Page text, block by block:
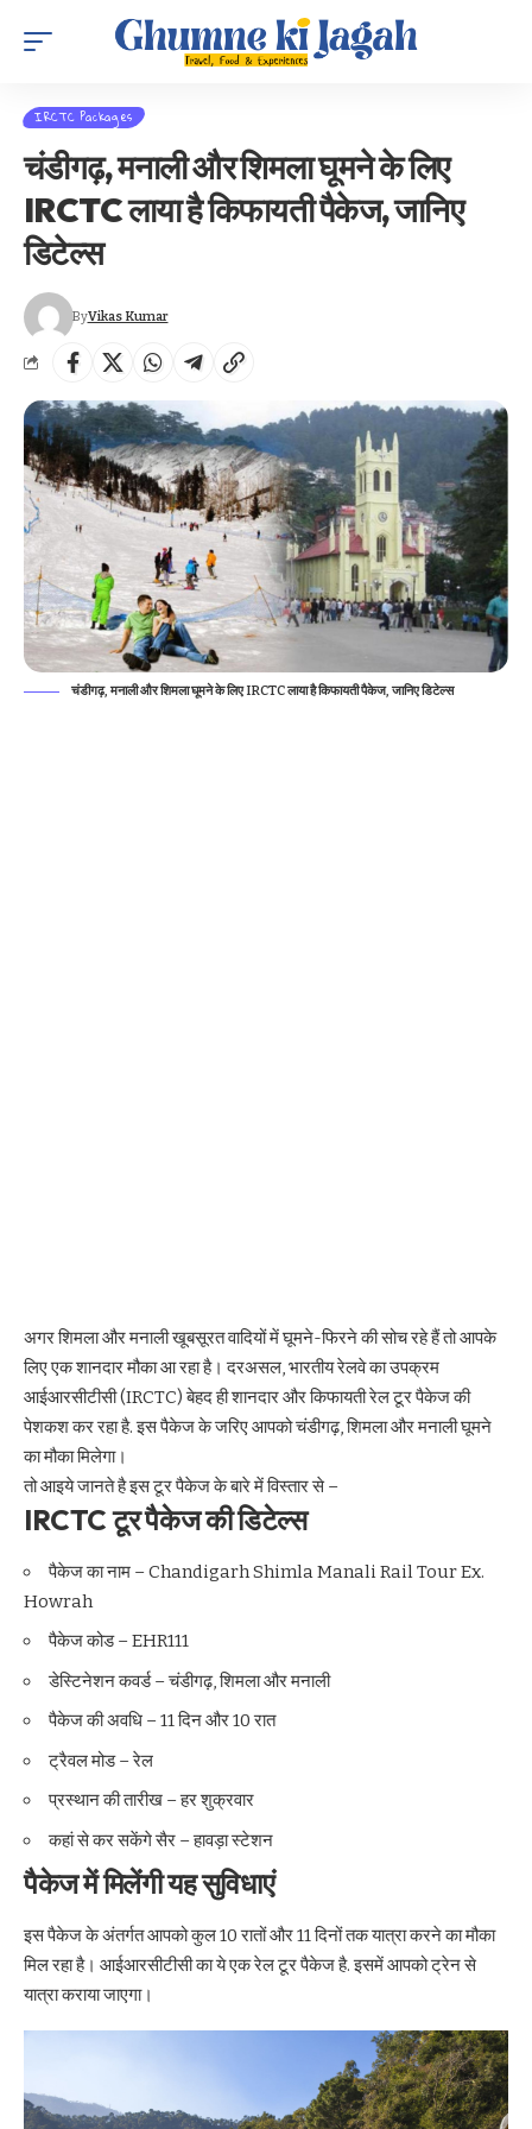
IRCTC Packages
चंडीगढ़, मनाली और शिमला घूमने के लिए
IRCTC लाया है किफायती पैकेज, जानिए
डिटेल्स
ByVikas Kumar
चंडीगढ़, मनाली और शिमला घूमने के लिए IRCTC लाया है किफायती पैकेज, जानिए डिटेल्स
अगर शिमला और मनाली खूबसूरत वादियों में घूमने-फिरने की सोच रहे हैं तो आपके
लिए एक शानदार मौका आ रहा है। दरअसल, भारतीय रेलवे का उपक्रम
आईआरसीटीसी (IRCTC) बेहद ही शानदार और किफायती रेल टूर पैकेज की
पेशकश कर रहा है. इस पैकेज के जरिए आपको चंडीगढ़, शिमला और मनाली घूमने
का मौका मिलेगा।
तो आइये जानते है इस टूर पैकेज के बारे में विस्तार से –
IRCTC टूर पैकेज की डिटेल्स
पैकेज का नाम – Chandigarh Shimla Manali Rail Tour Ex.
Howrah
पैकेज कोड – EHR111
डेस्टिनेशन कवर्ड – चंडीगढ़, शिमला और मनाली
पैकेज की अवधि – 11 दिन और 10 रात
ट्रैवल मोड – रेल
प्रस्थान की तारीख – हर शुक्रवार
कहां से कर सकेंगे सैर – हावड़ा स्टेशन
पैकेज में मिलेंगी यह सुविधाएं
इस पैकेज के अंतर्गत आपको कुल 10 रातों और 11 दिनों तक यात्रा करने का मौका
मिल रहा है। आईआरसीटीसी का ये एक रेल टूर पैकेज है. इसमें आपको ट्रेन से
यात्रा कराया जाएगा।